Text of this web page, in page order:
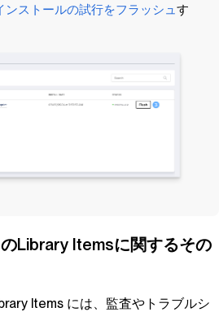
ンストールの試行をフラッシュす
Library Itemsに関するその
Items には、監査やトラブルシ